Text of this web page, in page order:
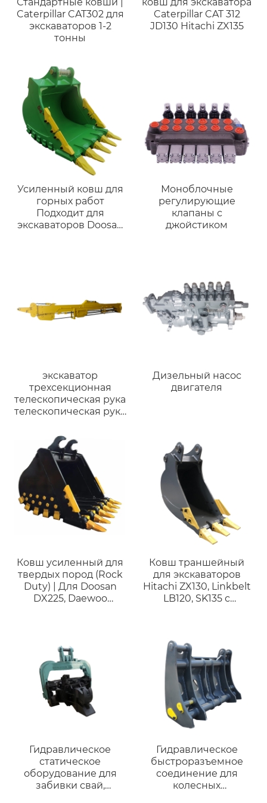
Caterpillar CAT302 для
экскаваторов 1-2
тонны
Caterpillar CAT 312
JD130 Hitachi ZX135
Усиленный ковш для
горных работ
Подходит для
экскаваторов Doosan
Моноблочные
регулирующие
клапаны с
джойстиком
экскаватор
трехсекционная
телескопическая рука
телескопическая рука
Komatsu Volvo CAT330
PC200 SK300
Дизельный насос
двигателя
Ковш усиленный для
твердых пород (Rock
Duty) | Для Doosan
DX225, Daewoo
Ковш траншейный
для экскаваторов
Hitachi ZX130, Linkbelt
LB120, SK135 с
Гидравлическое
статическое
оборудование для
забивки свай,
Гидравлическое
быстроразъемное
соединение для
колесных